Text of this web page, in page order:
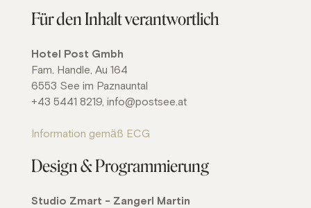
Für den Inhalt verantwortlich
Hotel Post Gmbh
Fam. Handle, Au 164
6553 See im Paznauntal
+43 5441 8219, info@postsee.at
Information gemäß ECG
Design & Programmierung
Studio Zmart - Zangerl Martin